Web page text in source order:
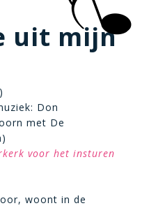
uit mijn
Don
met De
voor het insturen
woont in de